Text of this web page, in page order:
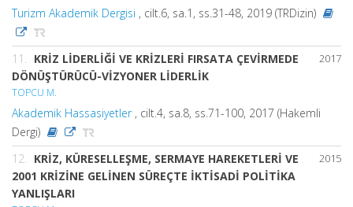
Turizm Akademik Dergisi , cilt.6, sa.1, ss.31-48, 2019 (TRDizin)
2017
11. KRİZ LİDERLİĞİ VE KRİZLERİ FIRSATA ÇEVİRMEDE
DÖNÜŞTÜRÜCÜ-VİZYONER LİDERLİK
TOPCU M.
Akademik Hassasiyetler, cilt.4, sa.8, ss.71-100, 2017 (Hakemli
Dergi)
2015
12. KRİZ, KÜRESELLEŞME, SERMAYE HAREKETLERİ VE
2001 KRİZİNE GELİNEN SÜREÇTE İKTİSADİ POLİTİKA
YANLIŞLARI